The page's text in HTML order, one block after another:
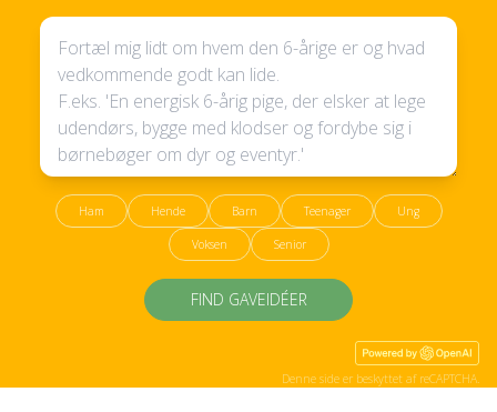
Ham Hende Barn Teenager Ung
Voksen Senior
FIND GAVEIDÉER
Denne side er beskyttet af reCAPTCHA.